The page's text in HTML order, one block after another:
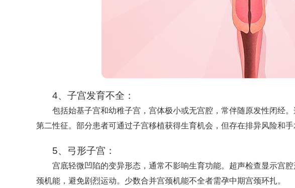
4、子宫发育不全：
包括始基子宫和幼稚子宫，宫体极小或无宫腔，常伴随原发性闭经
第二性征。部分患者可通过子宫移植获得生育机会，但存在排异风险和手
5、弓形子宫：
宫底轻微凹陷的变异形态，通常不影响生育功能。超声检查显示宫
颈机能，避免剧烈运动。少数合并宫颈机能不全者需孕中期宫颈环扎。